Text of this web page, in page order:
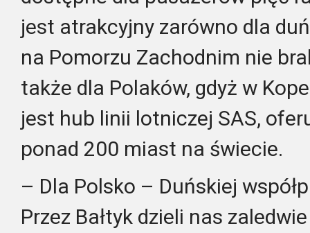
jest atrakcyjny zarówno dla
na Pomorzu Zachodnim nie
także dla Polaków, gdyż w
jest hub linii lotniczej SAS,
ponad 200 miast na świecie.
– Dla Polsko – Duńskiej
Przez Bałtyk dzieli nas